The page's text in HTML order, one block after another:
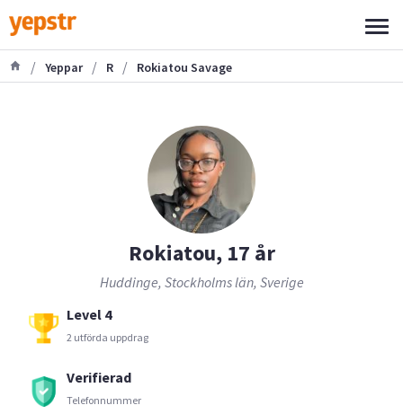
/ Yeppar / R / Rokiatou Savage
Rokiatou, 17 år
Huddinge, Stockholms län, Sverige
Level 4
2 utförda uppdrag
Verifierad
Telefonnummer